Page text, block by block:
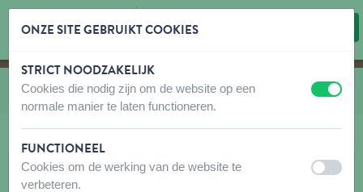
Inhoud overslaan
Taalkeuze overslaan
U bevindt zich hier:
vanButcher Natural
ONZE SITE GEBRUIKT COOKIES
STRICT NOODZAKELIJK
Cookies die nodig zijn om de website op een
normale manier te laten functioneren.
uit aan
FUNCTIONEEL
Cookies om de werking van de website te
verbeteren.
uit aan